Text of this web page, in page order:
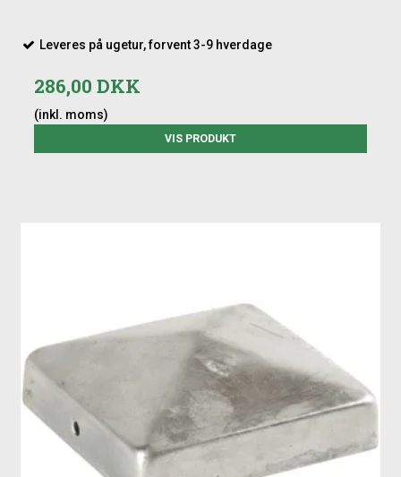
Leveres på ugetur, forvent 3-9 hverdage
286,00 DKK
(inkl. moms)
VIS PRODUKT